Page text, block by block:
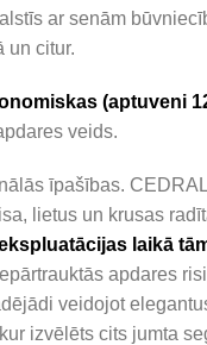
ar senām
un citur.
(aptuveni
veids.
īpašības.
lietus un krusas
laikā
apdares
veidojot
izvēlēts cits jumta